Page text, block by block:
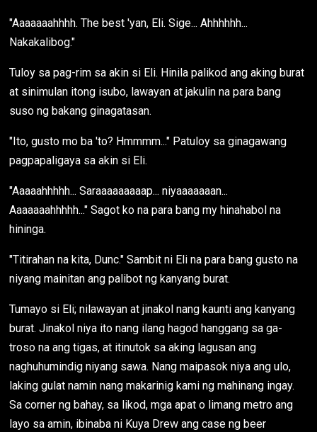
"Aaaaaaahhhh. The best 'yan, Eli. Sige... Ahhhhhh...
Nakakalibog."
Tuloy sa pag-rim sa akin si Eli. Hinila palikod ang aking burat
at sinimulan itong isubo, lawayan at jakulin na para bang
suso ng bakang ginagatasan.
"Ito, gusto mo ba 'to? Hmmmm..." Patuloy sa ginagawang
pagpapaligaya sa akin si Eli.
"Aaaaahhhhh... Saraaaaaaaaap... niyaaaaaaan...
Aaaaaaahhhhh..." Sagot ko na para bang my hinahabol na
hininga.
"Titirahan na kita, Dunc." Sambit ni Eli na para bang gusto na
niyang mainitan ang palibot ng kanyang burat.
Tumayo si Eli; nilawayan at jinakol nang kaunti ang kanyang
burat. Jinakol niya ito nang ilang hagod hanggang sa ga-
troso na ang tigas, at itinutok sa aking lagusan ang
naghuhumindig niyang sawa. Nang maipasok niya ang ulo,
laking gulat namin nang makarinig kami ng mahinang ingay.
Sa corner ng bahay, sa likod, mga apat o limang metro ang
layo sa amin, ibinaba ni Kuya Drew ang case ng beer